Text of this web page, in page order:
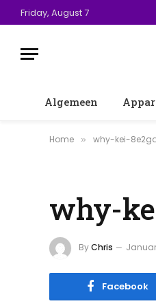
Friday, August 7
Algemeen
Home » why-kei-
why-
ByChris
Facebook